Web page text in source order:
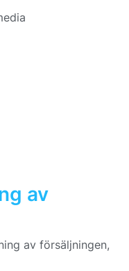
av
av försäljningen,